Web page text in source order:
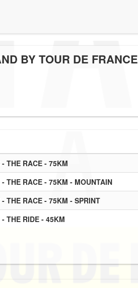
BY TOUR DE FRANCE
THE RACE - 75KM
THE RACE - 75KM - MOUNTAIN
THE RACE - 75KM - SPRINT
THE RIDE - 45KM